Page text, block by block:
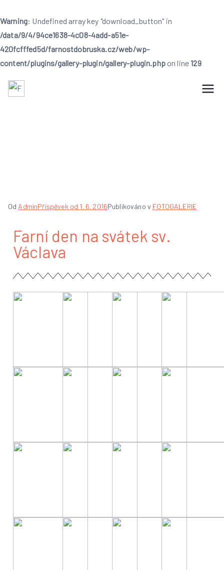
Warning: Undefined array key "download_button" in
/data/9/4/94ce1638-4c08-4add-a51e-
420fcfffed5d/farnostdobruska.cz/web/wp-
content/plugins/gallery-plugin/gallery-plugin.phpon line 129
Od AdminPříspěvek od 1. 6. 2016Publikováno v FOTOGALERIE
Farní den na svátek sv.
Václava